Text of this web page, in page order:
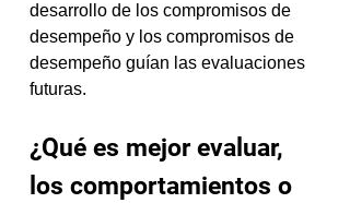
desarrollo de los compromisos de
desempeño y los compromisos de
desempeño guían las evaluaciones
futuras.
¿Qué es mejor evaluar,
los comportamientos o